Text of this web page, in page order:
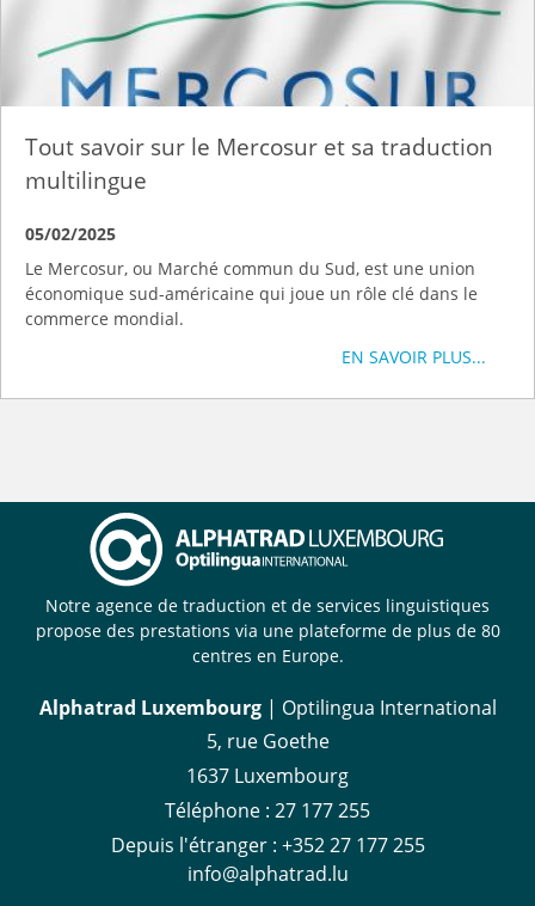
Tout savoir sur le Mercosur et sa traduction
multilingue
05/02/2025
Le Mercosur, ou Marché commun du Sud, est une union
économique sud-américaine qui joue un rôle clé dans le
commerce mondial.
EN SAVOIR PLUS
Notre agence de traduction et de services linguistiques
propose des prestations via une plateforme de plus de 80
centres en Europe.
Alphatrad Luxembourg | Optilingua International
5, rue Goethe
1637 Luxembourg
Téléphone : 27 177 255
Depuis l'étranger : +352 27 177 255
info@alphatrad.lu